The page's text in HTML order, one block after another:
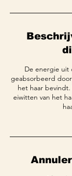
De energie uit
geabsorbeerd
het haar
eiwitten van het